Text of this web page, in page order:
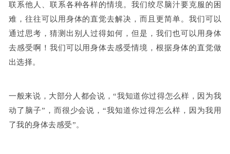
联系他人、联系各种各样的情境。我们绞尽脑汁要克服的困
难，往往可以用身体的直觉去解决，而且更简单。我们可以
通过思考，猜测出别人过得如何，但是，我们也可以用身体
去感受啊！我们可以用身体去感受情境，根据身体的直觉做
出选择。
一般来说，大部分人都会说，“我知道你过得怎么样，因为我
动了脑子”，而很少会说，“我知道你过得怎么样，因为我用
了我的身体去感受”。